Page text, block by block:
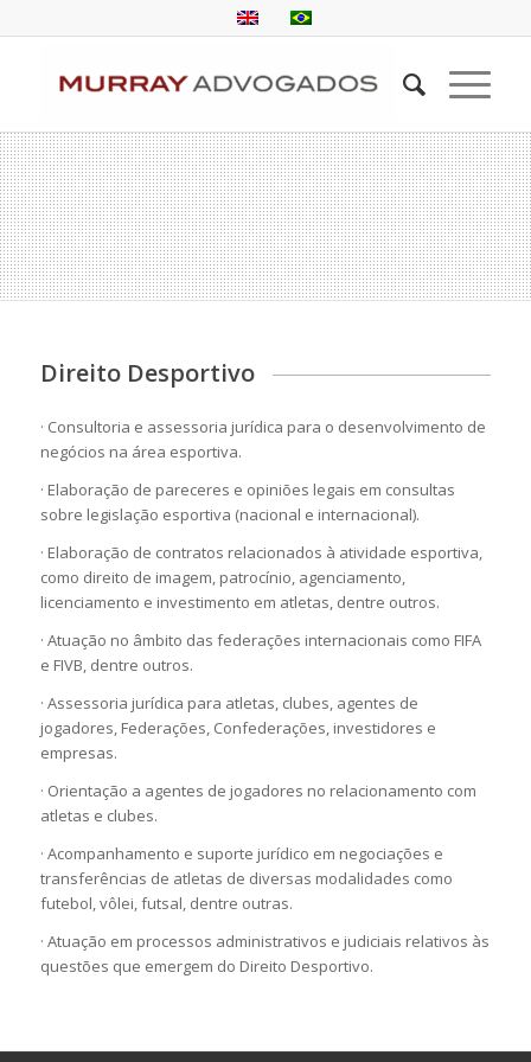
Direito Desportivo
· Consultoria e assessoria jurídica para o desenvolvimento de
negócios na área esportiva.
· Elaboração de pareceres e opiniões legais em consultas
sobre legislação esportiva (nacional e internacional).
· Elaboração de contratos relacionados à atividade esportiva,
como direito de imagem, patrocínio, agenciamento,
licenciamento e investimento em atletas, dentre outros.
· Atuação no âmbito das federações internacionais como FIFA
e FIVB, dentre outros.
· Assessoria jurídica para atletas, clubes, agentes de
jogadores, Federações, Confederações, investidores e
empresas.
· Orientação a agentes de jogadores no relacionamento com
atletas e clubes.
· Acompanhamento e suporte jurídico em negociações e
transferências de atletas de diversas modalidades como
futebol, vôlei, futsal, dentre outras.
· Atuação em processos administrativos e judiciais relativos às
questões que emergem do Direito Desportivo.